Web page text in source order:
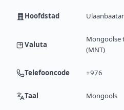
Hoofdstad Ulaanbaatar
Valuta
Mongoolse
(MNT)
Telefooncode +976
Taal Mongools